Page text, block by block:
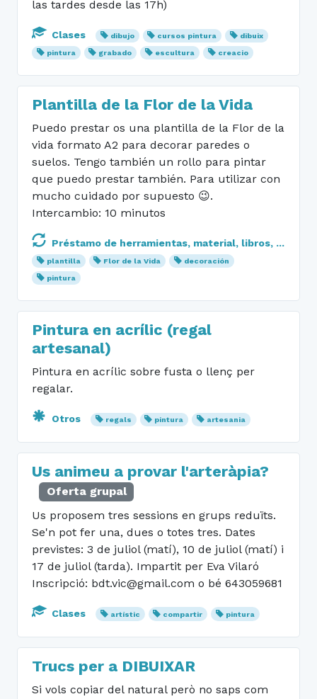
las tardes desde las 17h)
Clases dibujo cursos pintura
dibuix
pintura
grabado escultura creacio
Plantilla de la Flor de la Vida
Puedo prestar os una plantilla de la Flor de la
vida formato A2 para decorar paredes o
suelos. Tengo también un rollo para pintar
que puedo prestar también. Para utilizar con
mucho cuidado por supuesto 😉.
Intercambio: 10 minutos
Préstamo de herramientas, material, libros, ...
plantilla Flor de la Vida
decoración
pintura
Pintura en acrílic (regal
artesanal)
Pintura en acrílic sobre fusta o llenç per
regalar.
Otros regals pintura artesania
Us animeu a provar l'arteràpia?
Oferta grupal
Us proposem tres sessions en grups reduïts.
Se'n pot fer una, dues o totes tres. Dates
previstes: 3 de juliol (matí), 10 de juliol (matí) i
17 de juliol (tarda). Impartit per Eva Vilaró
Inscripció: bdt.vic@gmail.com o bé 643059681
Clases artístic compartir pintura
Trucs per a DIBUIXAR
Si vols copiar del natural però no saps com